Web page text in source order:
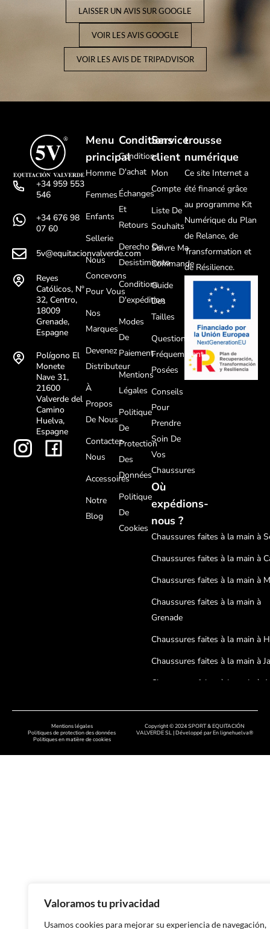
Valoramos tu privacidad
Usamos cookies para mejorar su experiencia de navegación,
LAISSER UN AVIS SUR GOOGLE
VOIR LES AVIS GOOGLE
VOIR LES AVIS DE TRIPADVISOR
+34 959 553
546
+34 676 98
07 60
5v@equitacionvalverde.com
Reyes
Católicos, Nº
32, Centro,
18009
Grenade,
Espagne
Polígono El
Monete
Nave 31,
21600
Valverde del
Camino
Huelva,
Espagne
Menu
principal
Homme
Femmes
Enfants
Sellerie
Nous
Concevons
Pour Vous
Nos
Marques
Devenez
Distributeur
À
Propos
De Nous
Contactez-
Nous
Accessoires
Notre
Blog
Conditions
Conditions
D'achat
Échanges
Et
Retours
Derecho De
Desistimiento
Conditions
D'expédition
Modes
De
Paiement
Mentions
Légales
Politique
De
Protection
Des
Données
Politique
De
Cookies
Service
client
Mon
Compte
Liste De
Souhaits
Suivre Ma
Commande
Guide
Des
Tailles
Questions
Fréquemment
Posées
Conseils
Pour
Prendre
Soin De
Vos
Chaussures
Où
expédions-
nous ?
Chaussures faites à la main à
Chaussures faites à la main à
Chaussures faites à la main à
Chaussures faites à la main à
Grenade
Chaussures faites à la main à
Chaussures faites à la main à
Chaussures faites à la main à
Chaussures faites à la main à
Chaussures faites à la main à
trousse
numérique
Ce site Internet a
été financé grâce
au programme Kit
Numérique du Plan
de Relance, de
Transformation et
de Résilience.
Mentions légales
Politiques de protection des données
Politiques en matière de cookies
Copyright © 2024 SPORT & EQUITACIÓN
VALVERDE SL | Développé parEn lignehuelva®